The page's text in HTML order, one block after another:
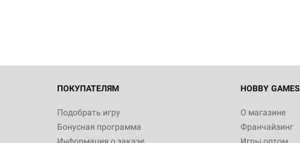
ПОКУПАТЕЛЯМ
Подобрать игру
Бонусная программа
HOBBY GAMES
О магазине
Франчайзинг